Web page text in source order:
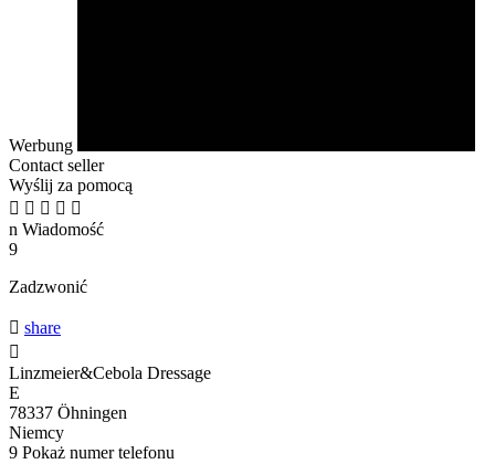
Werbung
Contact seller
Wyślij za pomocą
    
n Wiadomość
9
Zadzwonić
 share

Linzmeier&Cebola Dressage
E
78337 Öhningen
Niemcy
9 Pokaż numer telefonu